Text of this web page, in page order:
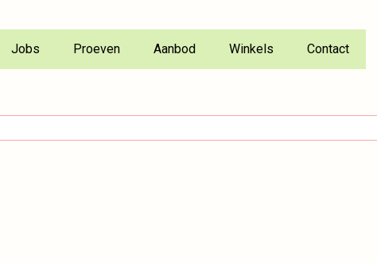
Jobs Proeven Aanbod Winkels Contact